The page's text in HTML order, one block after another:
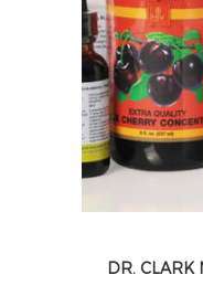
DR. CLARK